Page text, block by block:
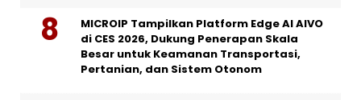
MICROIP Tampilkan Platform Edge AI AIVO
di CES 2026, Dukung Penerapan Skala
Besar untuk Keamanan Transportasi,
Pertanian, dan Sistem Otonom